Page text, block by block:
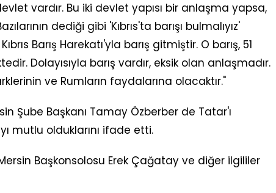
vardır. Bu iki devlet yapısı bir anlaşma yapsa,
dediği gibi 'Kıbrıs'ta barışı bulmalıyız'
Barış Harekatı'yla barış gitmiştir. O barış, 51
Dolayısıyla barış vardır, eksik olan anlaşmadır.
ve Rumların faydalarına olacaktır."
Şube Başkanı Tamay Özberber de Tatar'ı
mutlu olduklarını ifade etti.
Başkonsolosu Erek Çağatay ve diğer ilgililer